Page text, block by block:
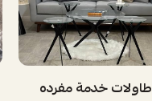
طاولات خدمة مفرده